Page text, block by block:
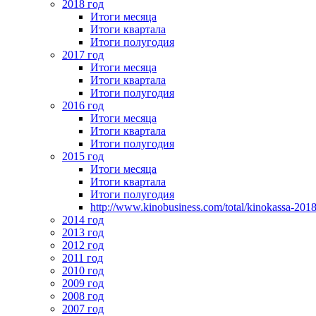
2018 год
Итоги месяца
Итоги квартала
Итоги полугодия
2017 год
Итоги месяца
Итоги квартала
Итоги полугодия
2016 год
Итоги месяца
Итоги квартала
Итоги полугодия
2015 год
Итоги месяца
Итоги квартала
Итоги полугодия
http://www.kinobusiness.com/total/kinokassa-
2014 год
2013 год
2012 год
2011 год
2010 год
2009 год
2008 год
2007 год